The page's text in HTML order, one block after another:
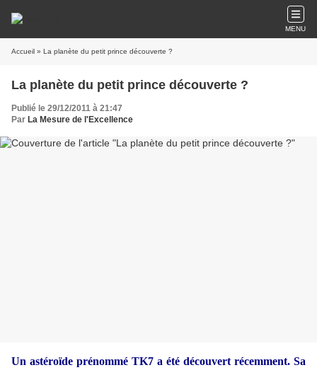
MENU
Accueil » La planète du petit prince découverte ?
La planète du petit prince découverte ?
Publié le 29/12/2011 à 21:47
Par La Mesure de l'Excellence
Un astéroïde prénommé TK7 a été découvert récemment. Sa